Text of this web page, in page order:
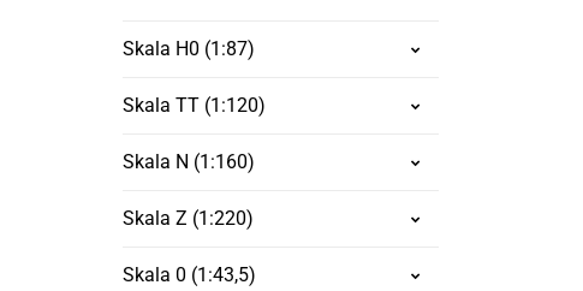
Skala H0 (1:87)
Skala TT (1:120)
Skala N (1:160)
Skala Z (1:220)
Skala 0 (1:43,5)